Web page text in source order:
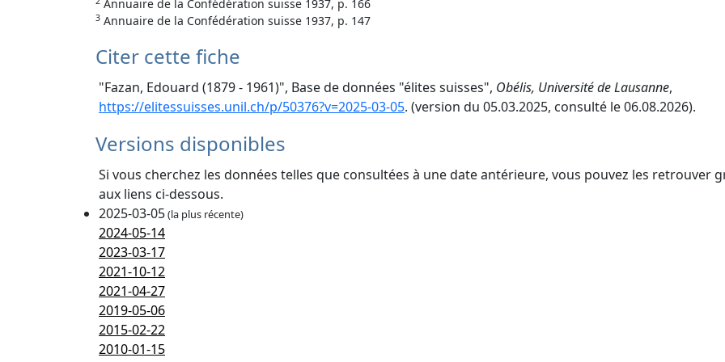
Annuaire de la Confédération suisse 1937, p. 166
3 Annuaire de la Confédération suisse 1937, p. 147
Citer cette fiche
"Fazan, Edouard (1879 - 1961)", Base de données "élites suisses", Obélis, Université de Lausanne,
https://elitessuisses.unil.ch/p/50376?v=2025-03-05. (version du 05.03.2025, consulté le 06.08.2026).
Versions disponibles
Si vous cherchez les données telles que consultées à une date antérieure, vous pouvez les retrouver
aux liens ci-dessous.
2025-03-05(la plus récente)
2024-05-14
2023-03-17
2021-10-12
2021-04-27
2019-05-06
2015-02-22
2010-01-15